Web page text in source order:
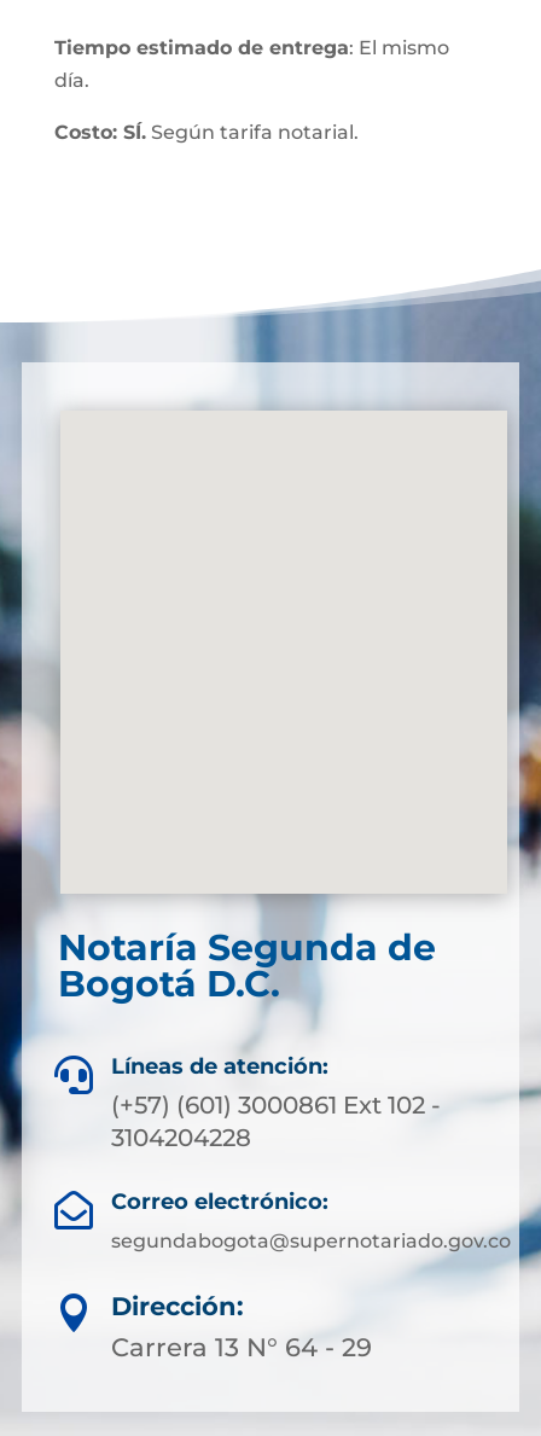
Tiempo estimado de entrega: El mismo
día.
Costo: SÍ.Según tarifa notarial.
Notaría Segunda de
Bogotá D.C.
 Líneas de atención:
(+57) (601) 3000861 Ext 102 -
3104204228
 Correo electrónico:
segundabogota@supernotariado.gov.co

Dirección:
Carrera 13 N° 64 - 29